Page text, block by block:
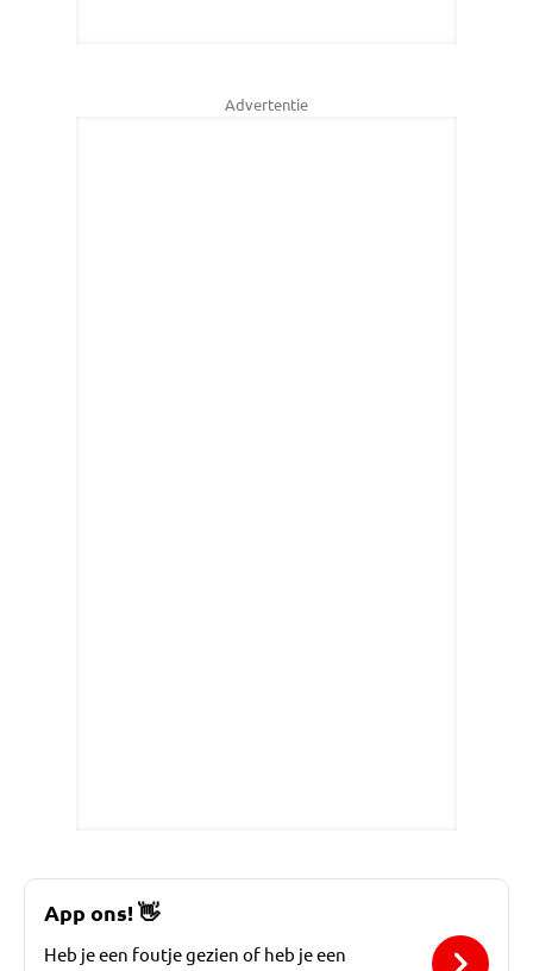
Advertentie
App ons!👋
Heb je een foutje gezien of heb je een